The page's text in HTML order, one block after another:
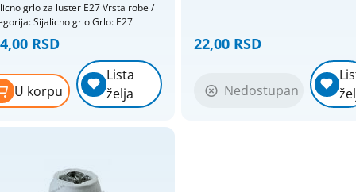
grlo za luster E27 Vrsta robe /
kategorija: Sijalicno grlo Grlo: E27
RSD
U korpu
Lista
želja
22,00 RSD
Nedostupan